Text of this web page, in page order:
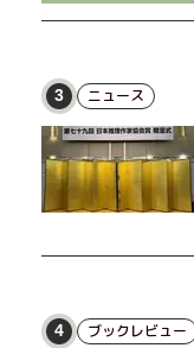
3 ニュース
4 ブックレビュー